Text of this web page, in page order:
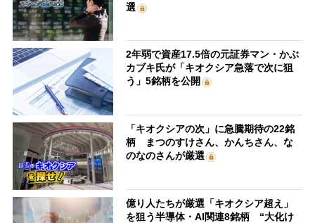
選
2年弱で資産17.5倍の元証券マン・かぶ
カブキ氏が「キオクシア急落で次に狙
う」5銘柄を公開
「キオクシアの次」に急騰期待の22銘
柄 まつのすけさん、かんちさん、な
のなのさんが厳選
億り人たちが厳選「キオクシア超え」
を狙う半導体・AI関連8銘柄 “大化け